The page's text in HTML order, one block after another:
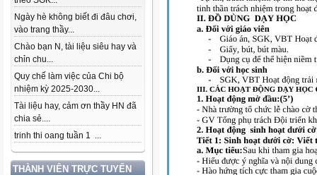
Ngày hè không biết đi đâu chơi,
vào trang thầy...
Chào bạn N, tài liệu siêu hay và
chỉn chu...
Quy chế làm việc của Chi bộ
nhiệm kỳ 2025-2030...
Tài liệu hay, cảm ơn thầy HN đã
chia sẻ....
trinh thi oang tuần 1 ...
THÀNH VIÊN TRỰC TUYẾN